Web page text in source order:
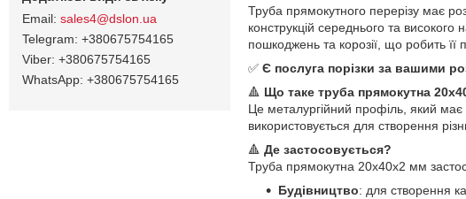
Труба прямокутного перерізу має
конструкцій середнього та високого
пошкоджень та корозії, що робить
✅ Є послуга порізки за вашими
🔺 Що таке труба прямокутна
Це металургійний профіль, який
використовується для створення
🔺 Де застосовується?
Труба прямокутна 20х40х2 мм
Будівництво: для створення
sales4@dslon.ua
+380675754165
+380675754165
+380675754165